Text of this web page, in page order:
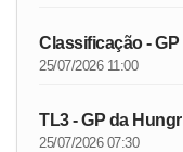
Classificação -
25/07/2026 11:00
TL3 - GP da
25/07/2026 07:30